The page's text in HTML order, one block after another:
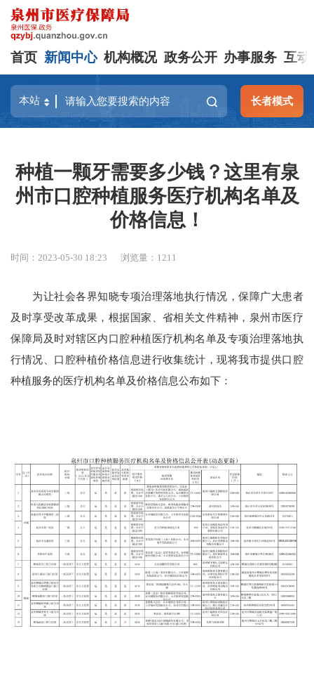
首页 新闻中心 机构概况 政务公开 办事服务 互动
长者模式
种植一颗牙需要多少钱？这里有泉
州市口腔种植服务医疗机构名单及
价格信息！
时间：2023-05-30 18:23 浏览量： 1211
为让社会各界知晓专项治理落地执行情况，保障广大患者
及时享受改革成果，根据国家、省相关文件精神，泉州市医疗
保障局及时对辖区内口腔种植医疗机构名单及专项治理落地执
行情况、口腔种植价格信息进行收集统计，现将我市提供口腔
种植服务的医疗机构名单及价格信息公布如下：